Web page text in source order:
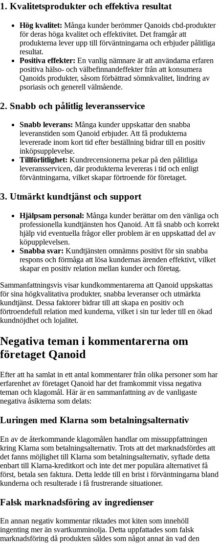
1. Kvalitetsprodukter och effektiva resultat
Hög kvalitet: Många kunder berömmer Qanoids cbd-produkter
för deras höga kvalitet och effektivitet. Det framgår att
produkterna lever upp till förväntningarna och erbjuder pålitliga
resultat.
Positiva effekter: En vanlig nämnare är att användarna erfaren
positiva hälso- och välbefinnandeffekter från att konsumera
Qanoids produkter, såsom förbättrad sömnkvalitet, lindring av
psoriasis och generell välmående.
2. Snabb och pålitlig leveransservice
Snabb leverans: Många kunder uppskattar den snabba
leveranstiden som Qanoid erbjuder. Att få produkterna
levererade inom kort tid efter beställning bidrar till en positiv
inköpsupplevelse.
Tillförlitlighet: Kundrecensionerna pekar på den pålitliga
leveransservicen, där produkterna levereras i tid och enligt
förväntningarna, vilket skapar förtroende för företaget.
3. Utmärkt kundtjänst och support
Hjälpsam personal: Många kunder berättar om den vänliga och
professionella kundtjänsten hos Qanoid. Att få snabb och korrekt
hjälp vid eventuella frågor eller problem är en uppskattad del av
köpupplevelsen.
Snabba svar: Kundtjänsten omnämns positivt för sin snabba
respons och förmåga att lösa kundernas ärenden effektivt, vilket
skapar en positiv relation mellan kunder och företag.
Sammanfattningsvis visar kundkommentarerna att Qanoid uppskattas
för sina högkvalitativa produkter, snabba leveranser och utmärkta
kundtjänst. Dessa faktorer bidrar till att skapa en positiv och
förtroendefull relation med kunderna, vilket i sin tur leder till en ökad
kundnöjdhet och lojalitet.
Negativa teman i kommentarerna om
företaget Qanoid
Efter att ha samlat in ett antal kommentarer från olika personer som har
erfarenhet av företaget Qanoid har det framkommit vissa negativa
teman och klagomål. Här är en sammanfattning av de vanligaste
negativa åsikterna som delats:
Luringen med Klarna som betalningsalternativ
En av de återkommande klagomålen handlar om missuppfattningen
kring Klarna som betalningsalternativ. Trots att det marknadsfördes att
det fanns möjlighet till Klarna som betalningsalternativ, syftade detta
enbart till Klarna-kreditkort och inte det mer populära alternativet få
först, betala sen faktura. Detta ledde till en brist i förväntningarna bland
kunderna och resulterade i få frustrerande situationer.
Falsk marknadsföring av ingredienser
En annan negativ kommentar riktades mot kiten som innehöll
ingenting mer än svartkumminolja. Detta uppfattades som falsk
marknadsföring då produkten såldes som något annat än vad den